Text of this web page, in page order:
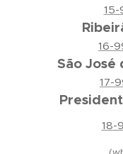
15-
16-
São José
17-
18-